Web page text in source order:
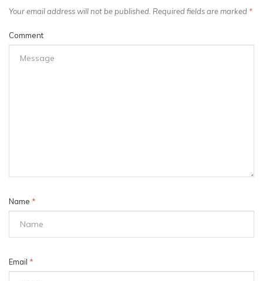
Your email address will not be published. Required fields are marked *
Comment
Name *
Email *